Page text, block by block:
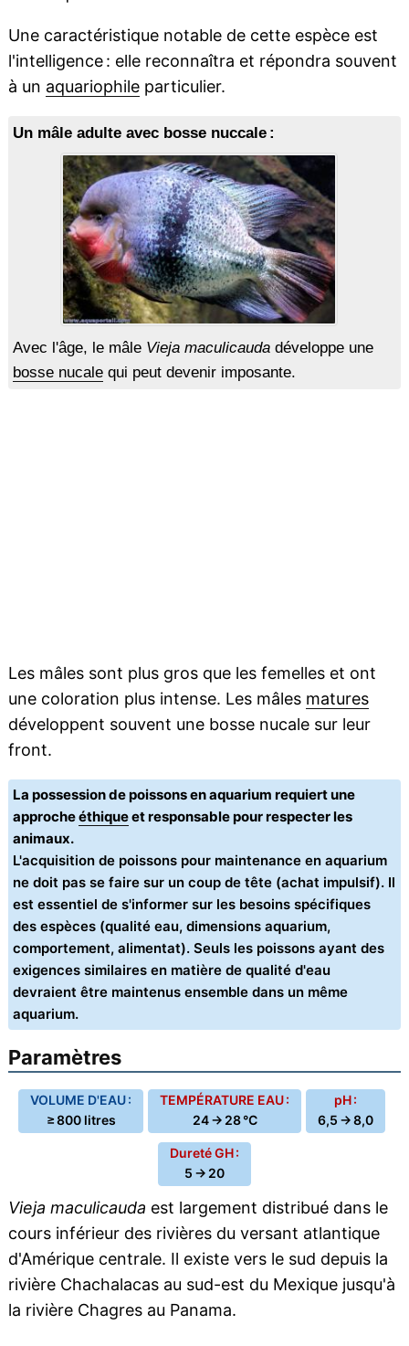
Une caractéristique notable de cette espèce est
l'intelligence : elle reconnaîtra et répondra souvent
à un aquariophileparticulier.
Un mâle adulte avec bosse nuccale :
Avec l'âge, le mâle Vieja maculicaudadéveloppe une
bosse nucalequi peut devenir imposante.
Les mâles sont plus gros que les femelles et ont
une coloration plus intense. Les mâles matures
développent souvent une bosse nucale sur leur
front.
La possession de poissons en aquarium requiert une
approcheéthiqueet responsable pour respecter les
animaux.
L'acquisition de poissons pour maintenance en aquarium
ne doit pas se faire sur un coup de tête (achat impulsif). Il
est essentiel de s'informer sur les besoins spécifiques
des espèces (qualité eau, dimensions aquarium,
comportement, alimentat). Seuls les poissons ayant des
exigences similaires en matière de qualité d'eau
devraient être maintenus ensemble dans un même
aquarium.
Paramètres
VOLUME D'EAU :
≥ 800 litres
TEMPÉRATURE EAU :
24 → 28 °C
pH :
6,5 → 8,0
Dureté GH :
5 → 20
Vieja maculicauda est largement distribué dans le
cours inférieur des rivières du versant atlantique
d'Amérique centrale. Il existe vers le sud depuis la
rivière Chachalacas au sud-est du Mexique jusqu'à
la rivière Chagres au Panama.